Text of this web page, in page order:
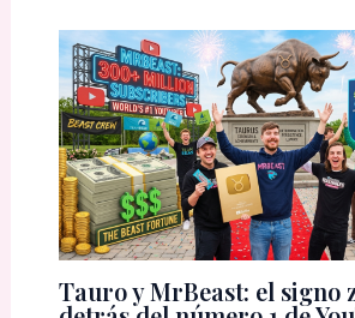
Tauro y MrBeast: el signo